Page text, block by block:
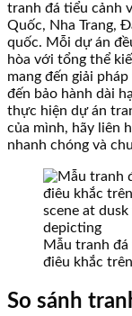
tranh đá tiểu cảnh
Quốc, Nha Trang,
quốc. Mỗi dự án
hòa với tổng thể
mang đến giải
đến bảo hành dài
thực hiện dự án
của mình, hãy liên
nhanh chóng và
Mẫu tranh
điêu khắc
So sánh